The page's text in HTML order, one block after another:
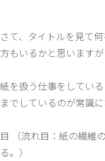
さて、タイトルを見て
方もいるかと思いますが
紙を扱う仕事をしてい
までしているのが常識に
目 （流れ目：紙の繊維
る。）